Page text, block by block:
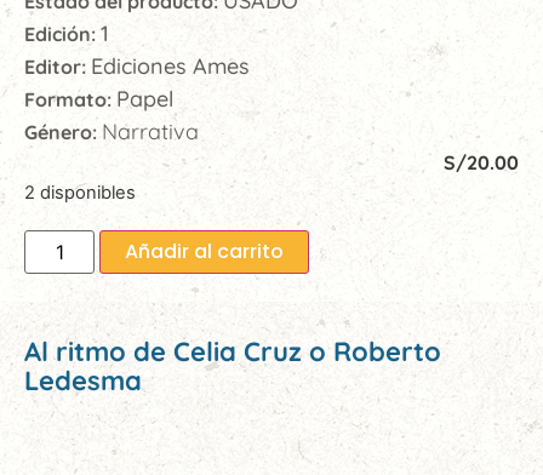
Edición: 1
Editor: Ediciones Ames
Formato: Papel
Género: Narrativa
S/20.00
2 disponibles
Añadir al carrito
Al ritmo de Celia Cruz o Roberto
Ledesma